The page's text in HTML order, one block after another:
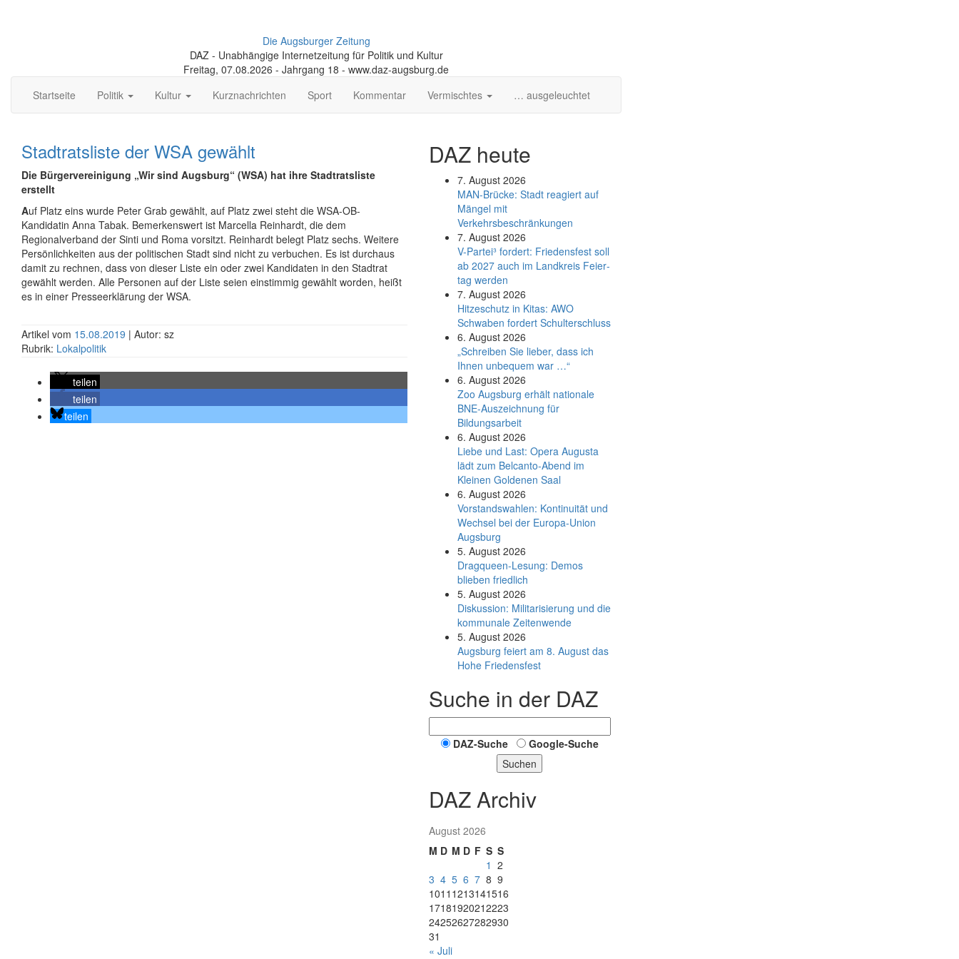
Die Augsburger Zeitung
DAZ - Unabhängige Internetzeitung für Politik und Kultur
Freitag, 07.08.2026 - Jahrgang 18 - www.daz-augsburg.de
Startseite
Politik Kultur Kurznachrichten Sport Kommentar Vermischtes … ausgeleuchtet
Stadtratsliste der WSA gewählt
Die Bürgervereinigung „Wir sind Augsburg“ (WSA) hat ihre Stadtratsliste
erstellt
Auf Platz eins wurde Peter Grab gewählt, auf Platz zwei steht die WSA-OB-
Kandidatin Anna Tabak. Bemerkenswert ist Marcella Reinhardt, die dem
Regionalverband der Sinti und Roma vorsitzt. Reinhardt belegt Platz sechs. Weitere
Persönlichkeiten aus der politischen Stadt sind nicht zu verbuchen. Es ist durchaus
damit zu rechnen, dass von dieser Liste ein oder zwei Kandidaten in den Stadtrat
gewählt werden. Alle Personen auf der Liste seien einstimmig gewählt worden, heißt
es in einer Presseerklärung der WSA.
Artikel vom 15.08.2019 | Autor: sz
Rubrik: Lokalpolitik
teilen
teilen
teilen
DAZ heute
7. August 2026
MAN-Brücke: Stadt reagiert auf
Mängel mit
Verkehrsbeschränkungen
7. August 2026
V-Partei­³ fordert: Friedens­fest soll
ab 2027 auch im Land­kreis Feier­
tag werden
7. August 2026
Hitzeschutz in Kitas: AWO
Schwaben fordert Schulterschluss
6. August 2026
„Schreiben Sie lieber, dass ich
Ihnen unbequem war …“
6. August 2026
Zoo Augsburg erhält nationale
BNE-Auszeichnung für
Bildungsarbeit
6. August 2026
Liebe und Last: Opera Augusta
lädt zum Belcanto-Abend im
Kleinen Goldenen Saal
6. August 2026
Vorstandswahlen: Kontinuität und
Wechsel bei der Europa-Union
Augsburg
5. August 2026
Dragqueen-Lesung: Demos
blieben friedlich
5. August 2026
Diskussion: Mi­li­ta­ri­sie­rung und die
kommunale Zeitenwende
5. August 2026
Augsburg feiert am 8. August das
Hohe Friedensfest
Suche in der DAZ
DAZ-Suche
Google-Suche
Suchen
DAZ Archiv
August 2026
M D M D F S S
1 2
3 4 5 6 7 8 9
1011 1213141516
17181920212223
24252627282930
31
« Juli